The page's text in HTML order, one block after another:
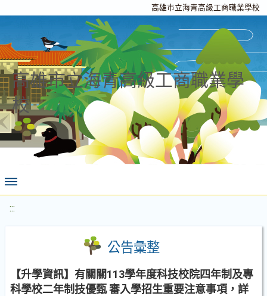
高雄市立海青高級工商職業學校
高雄市立海青高級工商職業學
校
:::
公告彙整
【升學資訊】有關關113學年度科技校院四年制及專
科學校二年制技優甄 審入學招生重要注意事項，詳